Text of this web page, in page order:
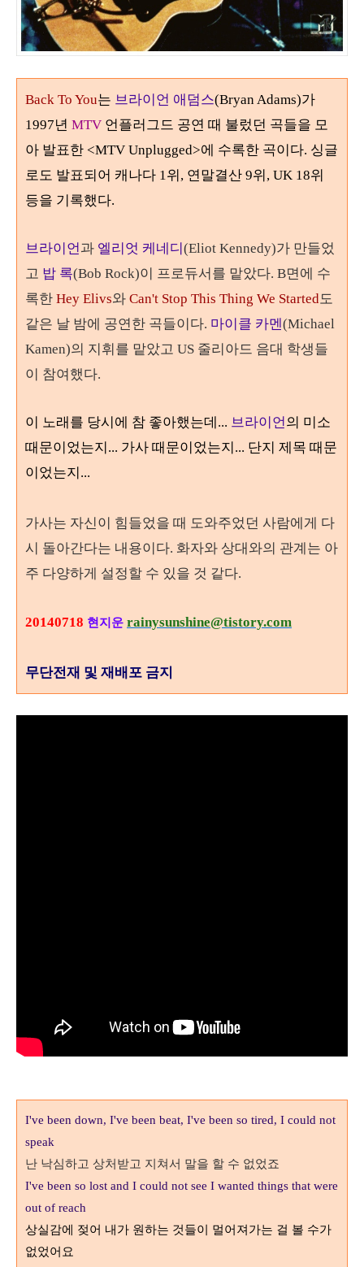
Back To You는 브라이언 애덤스(Bryan Adams)가
1997년 MTV 언플러그드 공연 때 불렀던 곡들을 모
아 발표한 <MTV Unplugged>에 수록한 곡이다. 싱글
로도 발표되어 캐나다 1위, 연말결산 9위, UK 18위
등을 기록했다.
브라이언 과 엘리엇 케네디(Eliot Kennedy)가 만들었
고 밥 록(Bob Rock)이 프로듀서를 맡았다. B면에 수
록한 Hey Elivs와 Can't Stop This Thing We Started 도
같은 날 밤에 공연한 곡들이다. 마이클 카멘(Michael
Kamen)의 지휘를 맡았고 US 줄리아드 음대 학생들
이 참여했다.
이 노래를 당시에 참 좋아했는데... 브라이언 의 미소
때문이었는지... 가사 때문이었는지... 단지 제목 때문
이었는지...
가사는 자신이 힘들었을 때 도와주었던 사람에게 다
시 돌아간다는 내용이다. 화자와 상대와의 관계는 아
주 다양하게 설정할 수 있을 것 같다.
20140718 현지운 rainysunshine@tistory.com
무단전재 및 재배포 금지
I've been down, I've been beat, I've been so tired, I could not
speak
난 낙심하고 상처받고 지쳐서 말을 할 수 없었죠
I've been so lost and I could not see I wanted things that were
out of reach
상실감에 젖어 내가 원하는 것들이 멀어져가는 걸 볼 수가
없었어요